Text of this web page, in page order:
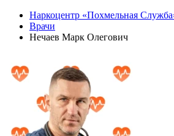
Наркоцентр «Похмельная
Врачи
Нечаев Марк Олегович